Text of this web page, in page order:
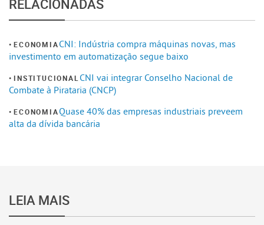
RELACIONADAS
ECONOMIACNI: Indústria compra máquinas novas, mas
investimento em automatização segue baixo
INSTITUCIONALCNI vai integrar Conselho Nacional de
Combate à Pirataria (CNCP)
ECONOMIAQuase 40% das empresas industriais preveem
alta da dívida bancária
LEIA MAIS